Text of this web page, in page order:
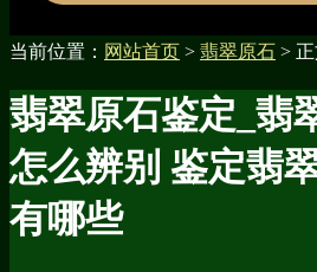
当前位置： 网站首页 > 翡翠原石 >
翡翠原石鉴定_翡
怎么辨别 鉴定翡
有哪些